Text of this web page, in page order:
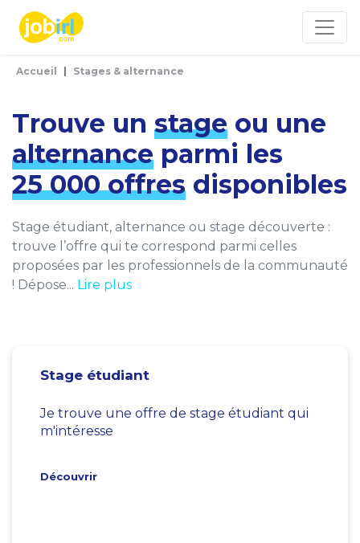
Accueil Stages & alternance
Trouve un stage ou une
alternance parmi les
25 000 offres disponibles
Stage étudiant, alternance ou stage découverte :
trouve l’offre qui te correspond parmi celles
proposées par les professionnels de la communauté
! Dépose... Lire plus
Stage étudiant
Je trouve une offre de stage étudiant qui
m'intéresse
Découvrir
Panneau de gestion des cookies